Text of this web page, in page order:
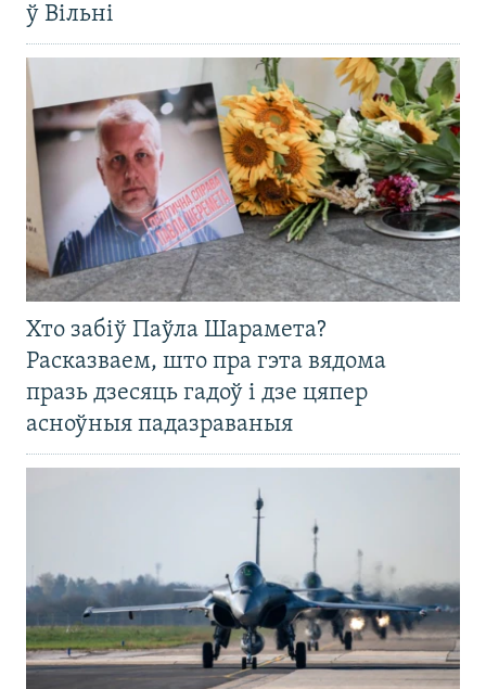
ў Вільні
Хто забіў Паўла Шарамета?
Расказваем, што пра гэта вядома
празь дзесяць гадоў і дзе цяпер
асноўныя падазраваныя